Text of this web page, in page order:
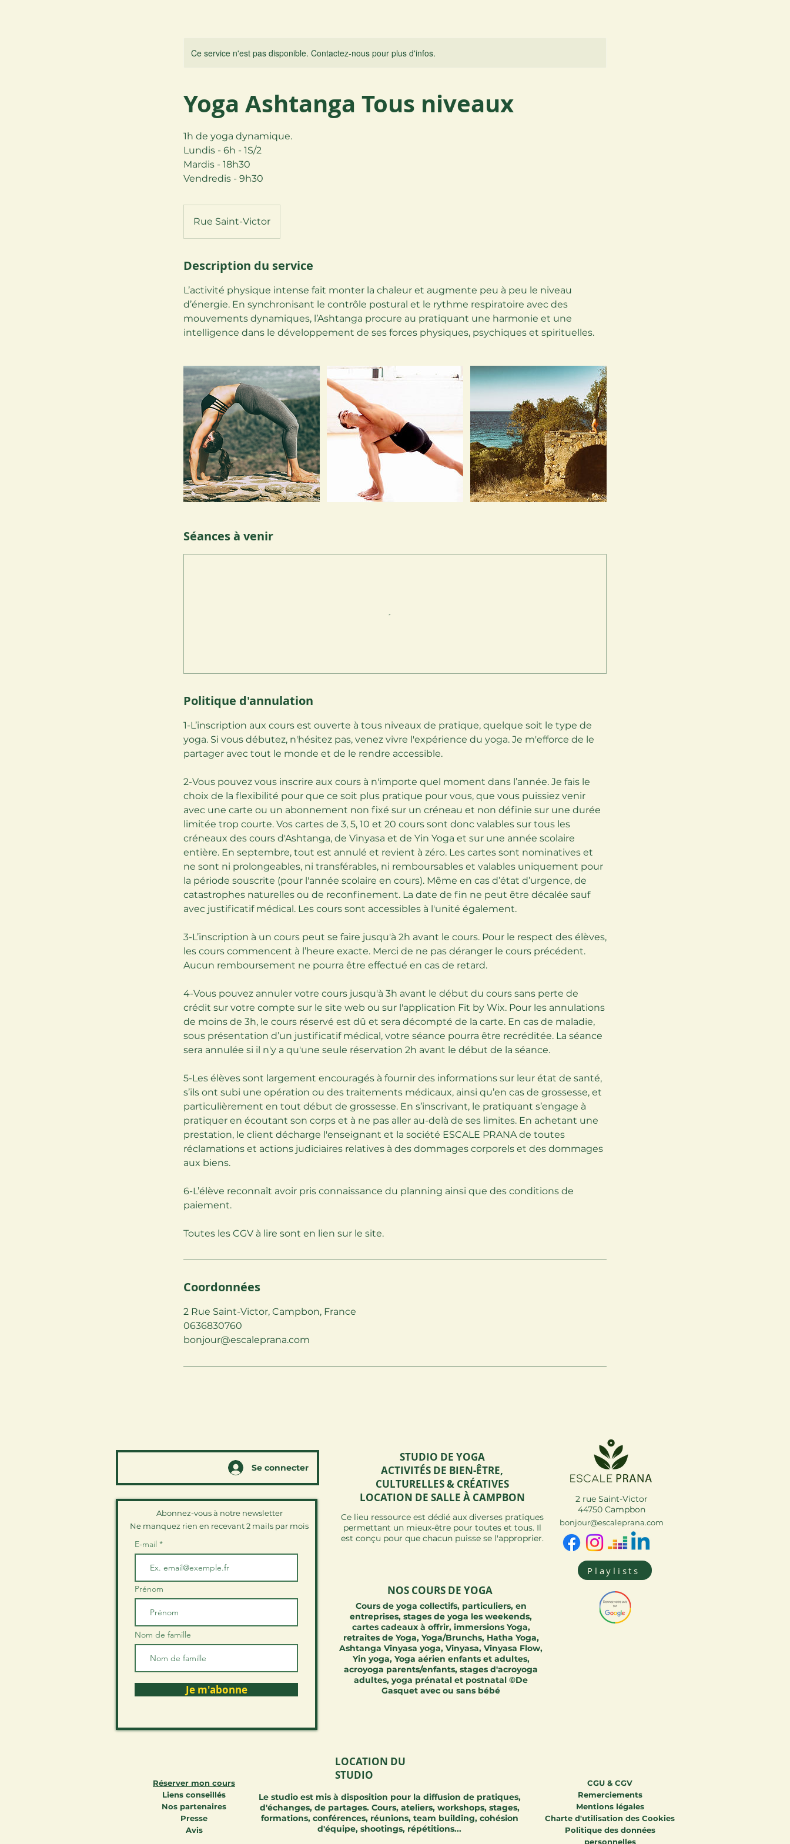
Ce service n'est pas disponible. Contactez-nous pour plus d'infos.
Yoga Ashtanga Tous niveaux
1h de yoga dynamique.
Lundis - 6h - 1S/2
Mardis - 18h30
Vendredis - 9h30
Rue Saint-Victor
Description du service
L’activité physique intense fait monter la chaleur et augmente peu à peu le niveau
d’énergie. En synchronisant le contrôle postural et le rythme respiratoire avec des
mouvements dynamiques, l’Ashtanga procure au pratiquant une harmonie et une
intelligence dans le développement de ses forces physiques, psychiques et spirituelles.
Séances à venir
Politique d'annulation
1-L’inscription aux cours est ouverte à tous niveaux de pratique, quelque soit le type de
yoga. Si vous débutez, n'hésitez pas, venez vivre l'expérience du yoga. Je m'efforce de le
partager avec tout le monde et de le rendre accessible.
2-Vous pouvez vous inscrire aux cours à n'importe quel moment dans l’année. Je fais le
choix de la flexibilité pour que ce soit plus pratique pour vous, que vous puissiez venir
avec une carte ou un abonnement non fixé sur un créneau et non définie sur une durée
limitée trop courte. Vos cartes de 3, 5, 10 et 20 cours sont donc valables sur tous les
créneaux des cours d'Ashtanga, de Vinyasa et de Yin Yoga et sur une année scolaire
entière. En septembre, tout est annulé et revient à zéro. Les cartes sont nominatives et
ne sont ni prolongeables, ni transférables, ni remboursables et valables uniquement pour
la période souscrite (pour l'année scolaire en cours). Même en cas d’état d’urgence, de
catastrophes naturelles ou de reconfinement. La date de fin ne peut être décalée sauf
avec justificatif médical. Les cours sont accessibles à l'unité également.
3-L’inscription à un cours peut se faire jusqu'à 2h avant le cours. Pour le respect des élèves,
les cours commencent à l’heure exacte. Merci de ne pas déranger le cours précédent.
Aucun remboursement ne pourra être effectué en cas de retard.
4-Vous pouvez annuler votre cours jusqu'à 3h avant le début du cours sans perte de
crédit sur votre compte sur le site web ou sur l'application Fit by Wix. Pour les annulations
de moins de 3h, le cours réservé est dû et sera décompté de la carte. En cas de maladie,
sous présentation d’un justificatif médical, votre séance pourra être recréditée. La séance
sera annulée si il n'y a qu'une seule réservation 2h avant le début de la séance.
5-Les élèves sont largement encouragés à fournir des informations sur leur état de santé,
s’ils ont subi une opération ou des traitements médicaux, ainsi qu’en cas de grossesse, et
particulièrement en tout début de grossesse. En s’inscrivant, le pratiquant s’engage à
pratiquer en écoutant son corps et à ne pas aller au-delà de ses limites. En achetant une
prestation, le client décharge l'enseignant et la société ESCALE PRANA de toutes
réclamations et actions judiciaires relatives à des dommages corporels et des dommages
aux biens.
6-L’élève reconnaît avoir pris connaissance du planning ainsi que des conditions de
paiement.
Toutes les CGV à lire sont en lien sur le site.
Coordonnées
2 Rue Saint-Victor, Campbon, France
0636830760
bonjour@escaleprana.com
Se connecter
Abonnez-vous à notre newsletter
Ne manquez rien en recevant 2 mails par mois
E-mail
Prénom
Nom de famille
Je m'abonne
STUDIO DE YOGA
ACTIVITÉS DE BIEN-ÊTRE,
CULTURELLES & CRÉATIVES
LOCATION DE SALLE À CAMPBON
Ce lieu ressource est dédié aux diverses pratiques
permettant un mieux-être pour toutes et tous. Il
est conçu pour que chacun puisse se l'approprier.
2 rue Saint-Victor
44750 Campbon
bonjour@escaleprana.com
Playlists
NOS COURS DE YOGA
Cours de yoga collectifs, particuliers, en
entreprises, stages de yoga les weekends,
cartes cadeaux à offrir, immersions Yoga,
retraites de Yoga, Yoga/Brunchs, Hatha Yoga,
Ashtanga Vinyasa yoga, Vinyasa, Vinyasa Flow,
Yin yoga, Yoga aérien enfants et adultes,
acroyoga parents/enfants, stages d'acroyoga
adultes, yoga prénatal et postnatal ©De
Gasquet avec ou sans bébé
Réserver mon cours
Liens conseillés
Nos partenaires
Presse
Avis
LOCATION DU
STUDIO
Le studio est mis à disposition pour la diffusion de pratiques,
d'échanges, de partages. Cours, ateliers, workshops, stages,
formations, conférences, réunions, team building, cohésion
d'équipe, shootings, répétitions...
CGU & CGV
Remerciements
Mentions légales
Charte d'utilisation des Cookies
Politique des données
personnelles